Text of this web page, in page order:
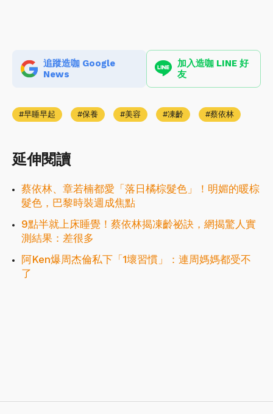
追蹤造咖 Google
News
加入造咖 LINE 好
友
早睡早起 保養 美容 凍齡 蔡依林
延伸閱讀
蔡依林、章若楠都愛「落日橘棕髮色」！明媚的暖棕
髮色，巴黎時裝週成焦點
9點半就上床睡覺！蔡依林揭凍齡祕訣，網揭驚人實
測結果：差很多
阿Ken爆周杰倫私下「1壞習慣」：連周媽媽都受不
了